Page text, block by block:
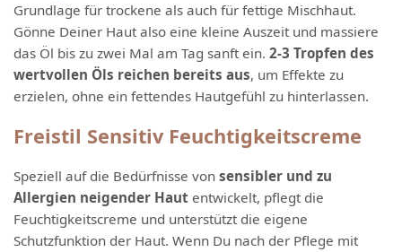
Grundlage für trockene als auch für fettige Mischhaut.
Gönne Deiner Haut also eine kleine Auszeit und massiere
das Öl bis zu zwei Mal am Tag sanft ein. 2-3 Tropfen des
wertvollen Öls reichen bereits aus, um Effekte zu
erzielen, ohne ein fettendes Hautgefühl zu hinterlassen.
Freistil Sensitiv Feuchtigkeitscreme
Speziell auf die Bedürfnisse von sensibler und zu
Allergien neigender Haut entwickelt, pflegt die
Feuchtigkeitscreme und unterstützt die eigene
Schutzfunktion der Haut. Wenn Du nach der Pflege mit